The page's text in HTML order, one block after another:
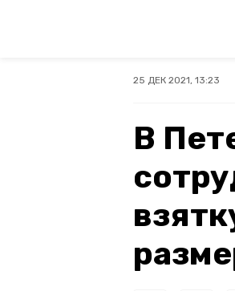
25 ДЕК 2021, 13:23
В